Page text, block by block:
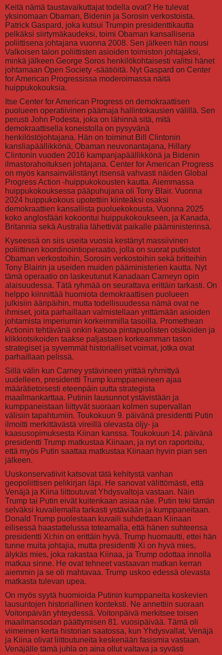
Keitä nämä taustavaikuttajat todella ovat? He tulevat
yksinomaan Obaman, Bidenin ja Sorosin verkostoista.
Patrick Gaspard, joka kutsui Trumpin presidenttikautta
pelkäksi siirtymäkaudeksi, toimi Obaman kansallisena
poliittisena johtajana vuonna 2008. Sen jälkeen hän nousi
Valkoisen talon poliittisten asioiden toimiston johtajaksi,
minkä jälkeen George Soros henkilökohtaisesti valitsi hänet
johtamaan Open Society -säätiöitä. Nyt Gaspard on Center
for American Progressissa moderoimassa näitä
huippukokouksia.
Itse Center for American Progress on demokraattisen
puolueen operatiivinen päämaja hallintokausien välillä. Sen
perusti John Podesta, joka on lähinnä sitä, mitä
demokraattisella koneistolla on pysyvänä
henkilöstöjohtajana. Hän on toiminut Bill Clintonin
kansliapäällikkönä, Obaman neuvonantajana, Hillary
Clintonin vuoden 2016 kampanjapäällikkönä ja Bidenin
ilmastorahoituksen johtajana. Center for American Progress
on myös kansainvälistänyt itsensä vahvasti näiden Global
Progress Action -huippukokousten kautta. Aiemmassa
huippukokouksessa pääpuhujana oli Tony Blair. Vuonna
2024 huippukokous upotettiin kiinteäksi osaksi
demokraattien kansallista puoluekokousta. Vuonna 2025
koko anglosfääri kokoontui huippukokoukseen, ja Kanada,
Britannia sekä Australia lähettivät paikalle pääministerinsä.
Kyseessä on siis useita vuosia kestänyt massiivinen
poliittinen koordinointioperaatio, jolla on suorat putkistot
Obaman verkostoihin, Sorosin verkostoihin sekä britteihin
Tony Blairin ja useiden muiden pääministerien kautta. Nyt
tämä operaatio on laskeutunut Kanadaan Carneyn opin
alaisuudessa. Tätä ryhmää on seurattava erittäin tarkasti. On
helppo kiinnittää huomiota demokraattisen puolueen
julkisiin ääripäihin, mutta todellisuudessa nämä ovat ne
ihmiset, joita parhaillaan valmistellaan yrittämään asioiden
johtamista imperiumin korkeimmilla tasoilla. Promethean
Actionin tehtävänä onkin katsoa pintapuolisten otsikoiden ja
klikkiotsikoiden taakse paljastaen korkeamman tason
strategiset ja syvemmät historialliset voimat, jotka ovat
parhaillaan pelissä.
Sillä välin kun Carney ystävineen yrittää ryhmittyä
uudelleen, presidentti Trump kumppaneineen ajaa
määrätietoisesti eteenpäin uutta strategista
maailmankarttaa. Putinin lausunnot ystävistään ja
kumppaneistaan liittyvät suoraan kolmen supervallan
välisiin tapahtumiin. Toukokuun 9. päivänä presidentti Putin
ilmoitti merkittävästä vireillä olevasta öljy- ja
kaasusopimuksesta Kiinan kanssa. Toukokuun 14. päivänä
presidentti Trump matkustaa Kiinaan, ja nyt on raportoitu,
että myös Putin saattaa matkustaa Kiinaan hyvin pian sen
jälkeen.
Uuskonservatiivit katsovat tätä kehitystä vanhan
geopoliittisen pelikirjan läpi. He sanovat välittömästi, että
Venäjä ja Kiina liittoutuvat Yhdysvaltoja vastaan. Näin
Trump tai Putin eivät kuitenkaan asiaa näe. Putin teki tämän
selväksi kuvailemalla tarkasti ystäviään ja kumppaneitaan.
Donald Trump puolestaan kuvaili suhdettaan Kiinaan
eilisessä haastattelussa toteamalla, että hänen suhteensa
presidentti Xi:hin on erittäin hyvä. Trump huomautti, ettei hän
tunne muita johtajia, mutta presidentti Xi on hyvä mies,
älykäs mies, joka rakastaa Kiinaa, ja Trump odottaa innolla
matkaa sinne. He ovat tehneet vastaavan matkan kerran
aiemmin ja se oli mahtavaa. Trump uskoo edessä olevasta
matkasta tulevan upea.
On myös syytä huomioida Putinin kumppaneita koskevien
lausuntojen historiallinen konteksti. Ne annettiin suoraan
Voitonpäivän yhteydessä. Voitonpäivä merkitsee toisen
maailmansodan päättymisen 81. vuosipäivää. Tämä oli
viimeinen kerta historian saatossa, kun Yhdysvallat, Venäjä
ja Kiina olivat liittoutuneita keskenään fasismia vastaan.
Venäjälle tämä juhla on aina ollut valtava ja syvästi